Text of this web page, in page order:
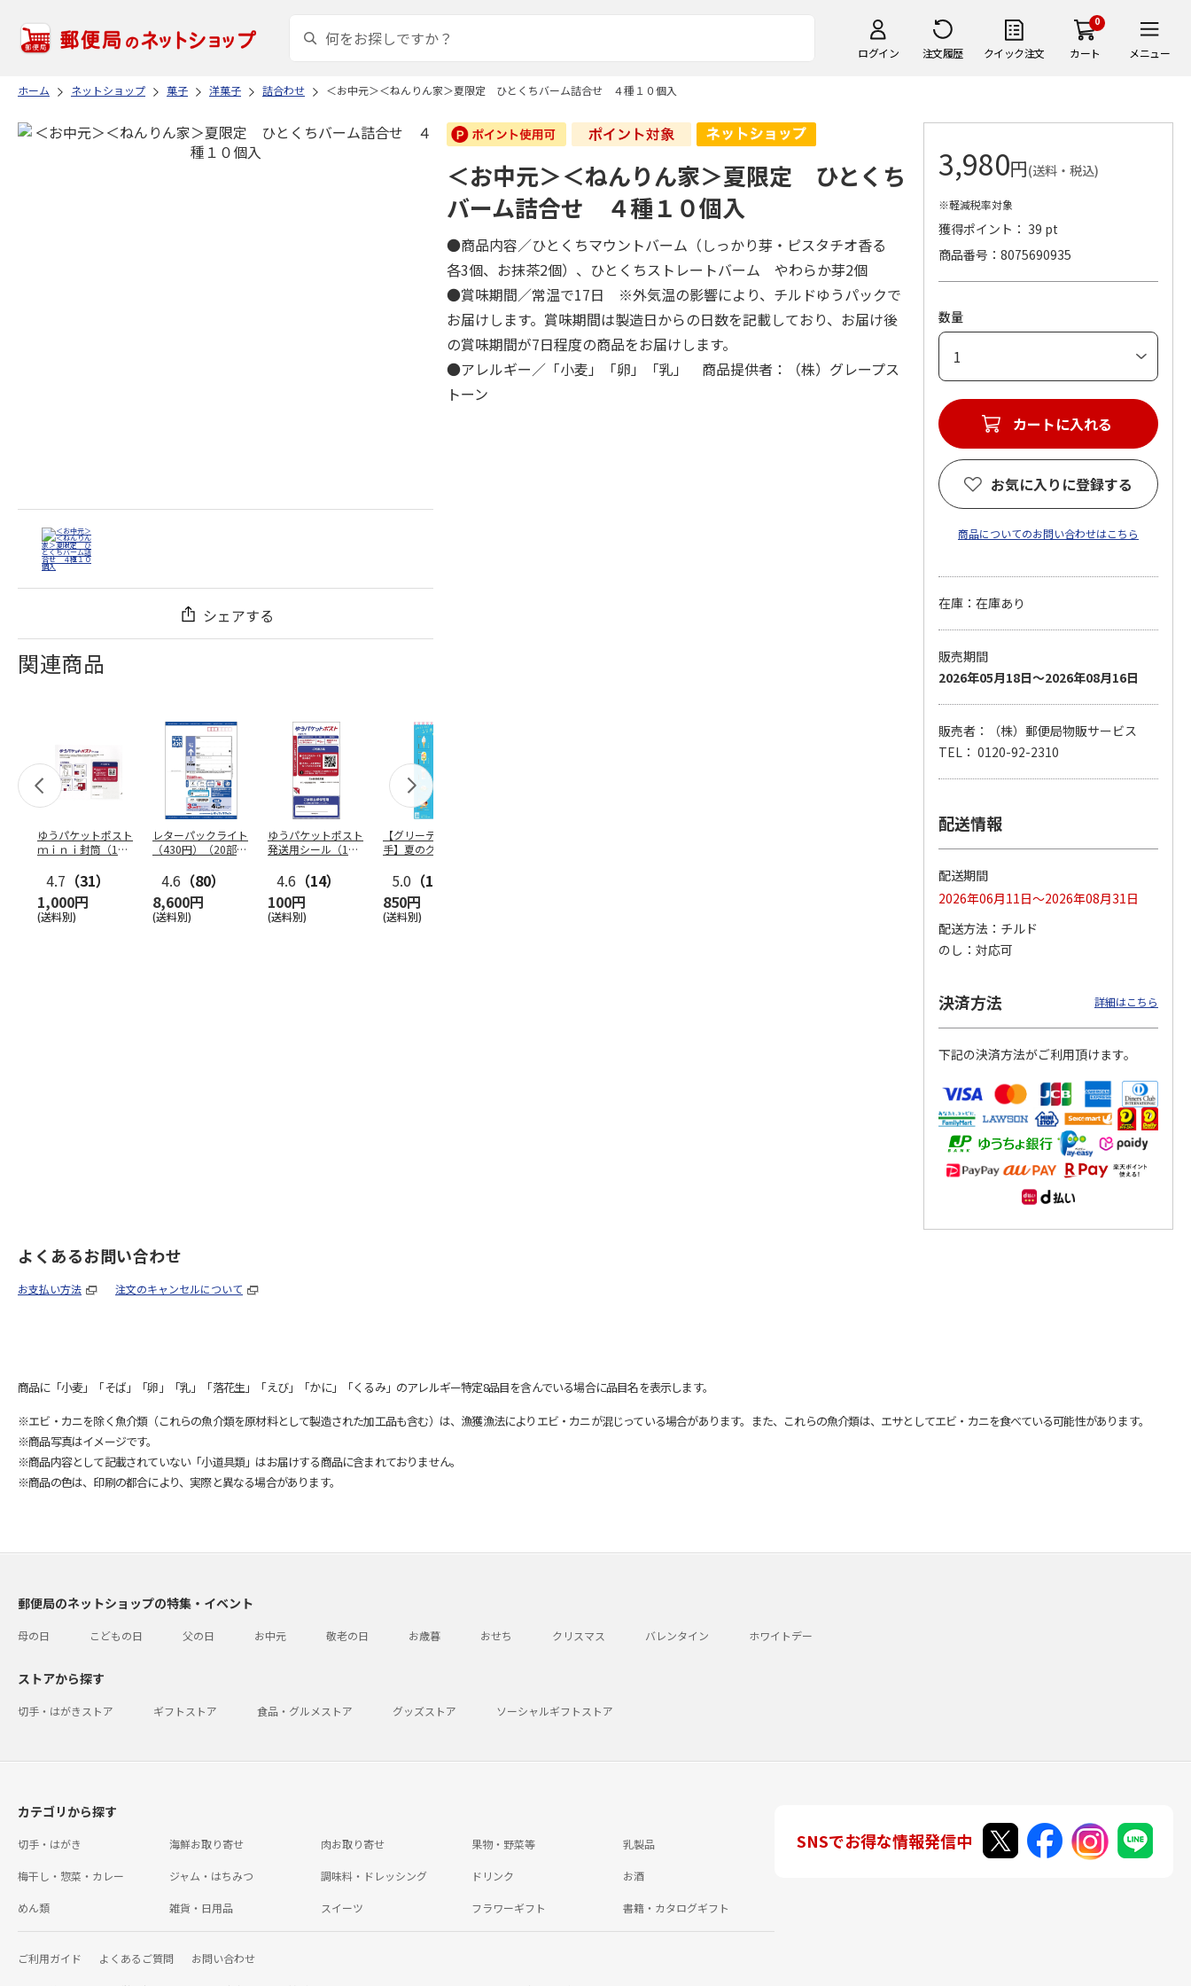
ログイン 注文履歴 クイック注文
0
カート メニュー
ホーム ネットショップ 菓子 洋菓子 詰合わせ ＜お中元＞＜ねんりん家＞夏限定 ひとくちバーム詰合せ ４種１０個入
シェアする
関連商品
ゆうパケットポスト
ｍｉｎｉ封筒（1個
4.7 （31）
1,000円
(送料別)
レターパックライト
（430円）（20部セ
4.6 （80）
8,600円
(送料別)
ゆうパケットポスト
発送用シール（1個
4.6 （14）
100円
(送料別)
【グリーティング切
手】夏のグリーティ
5.0 （10）
850円
(送料別)
手】ハッピーグリー
【グリーティング切
手】グリーティング
円…
4.8（11）
5,500円
通切手・千鳥（1シ
11,000円
＜お中元＞＜ねんりん家＞夏限定 ひとくち
バーム詰合せ ４種１０個入
●商品内容／ひとくちマウントバーム（しっかり芽・ピスタチオ香る
各3個、お抹茶2個）、ひとくちストレートバーム やわらか芽2個
●賞味期間／常温で17日 ※外気温の影響により、チルドゆうパックで
お届けします。賞味期間は製造日からの日数を記載しており、お届け後
の賞味期間が7日程度の商品をお届けします。
●アレルギー／「小麦」「卵」「乳」 商品提供者：（株）グレープス
トーン
3,980円(送料・税込)
※軽減税率対象
獲得ポイント： 39 pt
商品番号
8075690935
数量
カートに入れる
お気に入りに登録する
商品についてのお問い合わせはこちら
在庫：在庫あり
販売期間
2026年05月18日～2026年08月16日
販売者：（株）郵便局物販サービス
TEL： 0120-92-2310
配送情報
配送期間
2026年06月11日～2026年08月31日
配送方法
チルド
のし
対応可
決済方法 詳細はこちら
下記の決済方法がご利用頂けます。
よくあるお問い合わせ
お支払い方法 注文のキャンセルについて
商品に「小麦」「そば」「卵」「乳」「落花生」「えび」「かに」「くるみ」のアレルギー特定8品目を含んでいる場合に品目名を表示します。
※エビ・カニを除く魚介類（これらの魚介類を原材料として製造された加工品も含む）は、漁獲漁法によりエビ・カニが混じっている場合があります。また、これらの魚介類は、エサとしてエビ・カニを食べている可能性があります。
※商品写真はイメージです。
※商品内容として記載されていない「小道具類」はお届けする商品に含まれておりません。
※商品の色は、印刷の都合により、実際と異なる場合があります。
郵便局のネットショップの特集・イベント
母の日 こどもの日 父の日 お中元 敬老の日 お歳暮 おせち クリスマス バレンタイン ホワイトデー
ストアから探す
切手・はがきストア ギフトストア 食品・グルメストア グッズストア ソーシャルギフトストア
カテゴリから探す
切手・はがき 海鮮お取り寄せ 肉お取り寄せ 果物・野菜等 乳製品
梅干し・惣菜・カレー ジャム・はちみつ 調味料・ドレッシング ドリンク お酒
めん類 雑貨・日用品 スイーツ フラワーギフト 書籍・カタログギフト
ご利用ガイド よくあるご質問 お問い合わせ
SNSでお得な情報発信中